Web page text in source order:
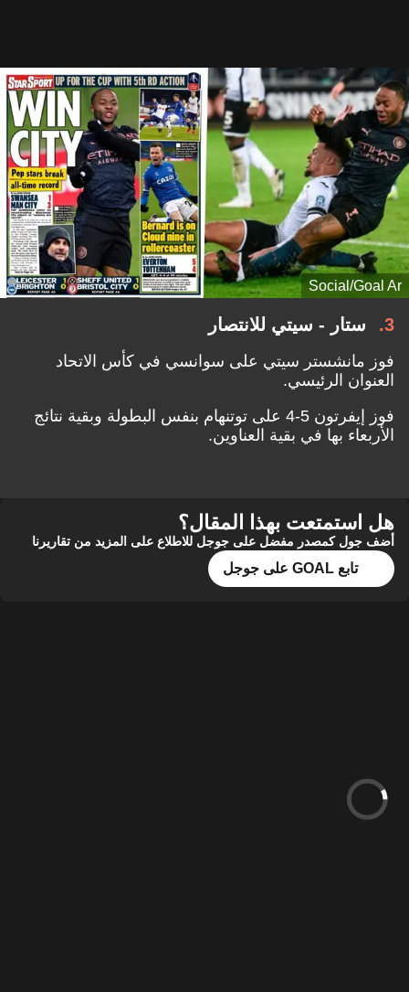
Social/Goal Ar
3 ستار - سيتي للانتصار
فوز مانشستر سيتي على سوانسي في كأس الاتحاد
العنوان الرئيسي.
فوز إيفرتون 5-4 على توتنهام بنفس البطولة وبقية نتائج
الأربعاء بها في بقية العناوين.
هل استمتعت بهذا المقال؟
أضف جول كمصدر مفضل على جوجل للاطلاع على المزيد من تقاريرنا
تابع GOAL على جوجل